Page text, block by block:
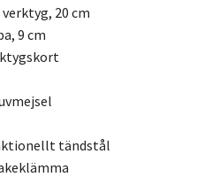
20 cm
9 cm
tändstål